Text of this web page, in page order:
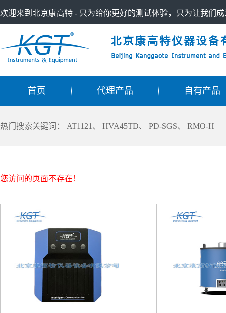
欢迎来到北京康高特 - 只为给你更好的测试体验，只为让我们
首页 代理产品 自有产品
热门搜索关键词： AT1121 、 HVA45TD、 PD-SGS、 RMO-H
您访问的页面不存在！